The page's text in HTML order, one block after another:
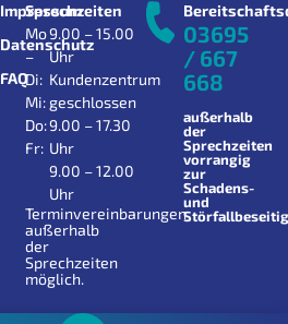
Impressum
Datenschutz
FAQ
Sprechzeiten
Mo
–
Di:
Mi:
Do:
Fr:
9.00 – 15.00
Uhr
Kundenzentrum
geschlossen
9.00 – 17.30
Uhr
9.00 – 12.00
Uhr
Terminvereinbarungen
außerhalb
der
Sprechzeiten
möglich.
03695
/ 667
668
außerhalb
der
Sprechzeiten
vorrangig
zur
Schadens-
und